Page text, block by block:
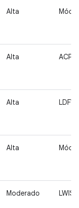
Alta
Alta ACPM
Alta LDFW
Alta
Moderado LWIS